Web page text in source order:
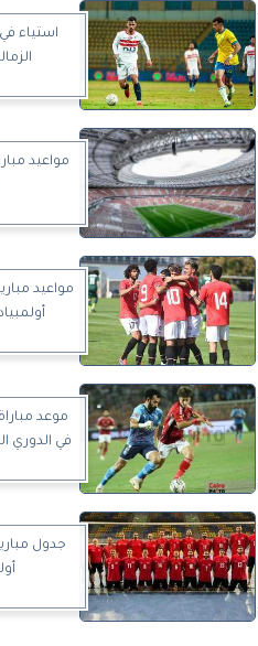
استياء
مواعيد
أولمبياد
موعد
جدول